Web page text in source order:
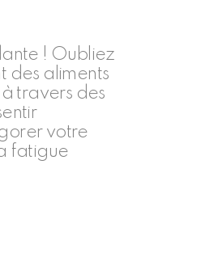
! Oubliez
des aliments
travers des
votre
fatigue